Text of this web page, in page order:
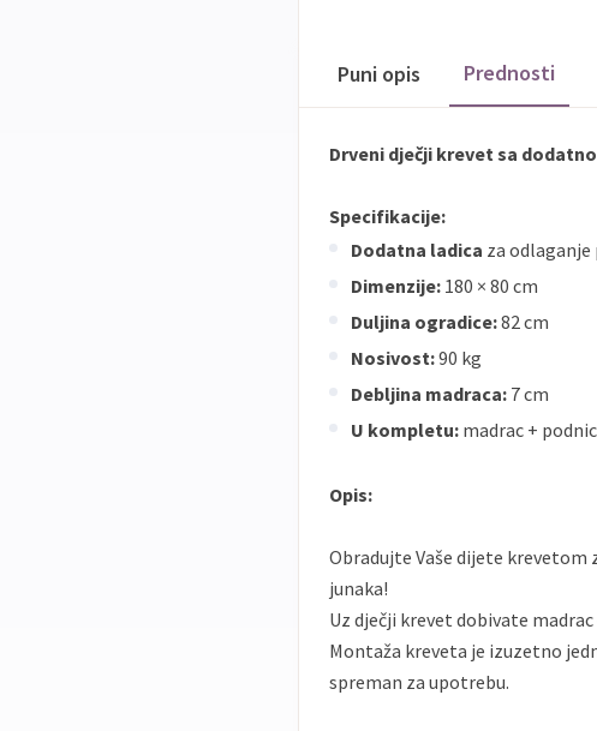
Puni opis Prednosti
Drveni dječji krevet sa
Specifikacije:
Dodatna ladica za
Dimenzije: 180 × 80 cm
Duljina ogradice:82 cm
Nosivost:90 kg
Debljina madraca: 7 cm
U kompletu: madrac +
Opis:
Obradujte Vaše dijete
junaka!
Uz dječji krevet dobivate
Montaža kreveta je izuzetno
spreman za upotrebu.